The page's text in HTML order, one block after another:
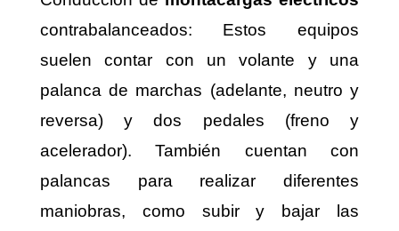
contrabalanceados: Estos equipos
suelen contar con un volante y una
palanca de marchas (adelante, neutro y
reversa) y dos pedales (freno y
acelerador). También cuentan con
palancas para realizar diferentes
maniobras, como subir y bajar las